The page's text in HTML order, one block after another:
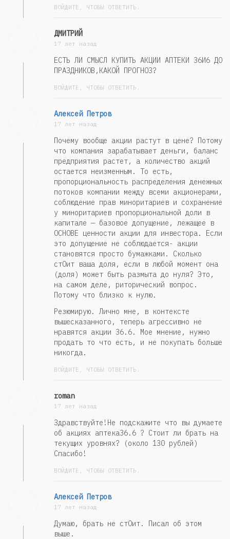
ВОЙДИТЕ, ЧТОБЫ ОТВЕТИТЬ.
ДМИТРИЙ
17 лет назад
ЕСТЬ ЛИ СМЫСЛ КУПИТЬ АКЦИИ АПТЕКИ 36И6 ДО
ПРАЗДНИКОВ,КАКОЙ ПРОГНОЗ?
ВОЙДИТЕ, ЧТОБЫ ОТВЕТИТЬ.
Алексей Петров
17 лет назад
Почему вообще акции растут в цене? Потому
что компания зарабатывает деньги, баланс
предприятия растет, а количество акций
остается неизменным. То есть,
пропорциональность распределения денежных
потоков компании между всеми акционерами,
соблюдение прав миноритариев и сохранение
у миноритариев пропорциональной доли в
капитале — базовое допущение, лежащее в
ОСНОВЕ ценности акции для инвестора. Если
это допущение не соблюдается- акции
становятся просто бумажками. Сколько
стОит ваша доля, если в любой момент она
(доля) может быть размыта до нуля? Это,
на самом деле, риторический вопрос.
Потому что близко к нулю.
Резюмирую. Лично мне, в контексте
вышесказанного, теперь агрессивно не
нравятся акции 36.6. Мое мнение, нужно
продать то что есть, и не покупать больше
никогда.
ВОЙДИТЕ, ЧТОБЫ ОТВЕТИТЬ.
roman
17 лет назад
Здравствуйте!Не подскажите что вы думаете
об акциях аптека36.6 ? Стоит ли брать на
текущих уровнях? (около 130 рублей)
Спасибо!
ВОЙДИТЕ, ЧТОБЫ ОТВЕТИТЬ.
Алексей Петров
17 лет назад
Думаю, брать не стОит. Писал об этом
выше.